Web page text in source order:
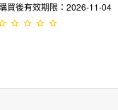
購買後有效期限：2026-11-04